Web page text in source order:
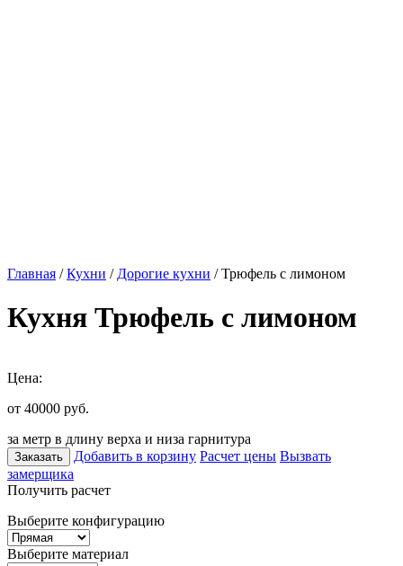
Главная /Кухни / Дорогие кухни / Трюфель с лимоном
Кухня Трюфель с лимоном
Цена:
от 40000 руб.
за метр в длину верха и низа гарнитура
Заказать Добавить в корзину Расчет цены Вызвать
замерщика
Получить расчет
Выберите конфигурацию
Выберите материал